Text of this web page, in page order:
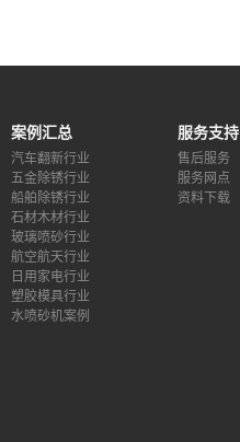
案例汇总
汽车翻新行业
五金除锈行业
船舶除锈行业
石材木材行业
玻璃喷砂行业
航空航天行业
日用家电行业
塑胶模具行业
水喷砂机案例
服务支持
售后服务
服务网点
资料下载